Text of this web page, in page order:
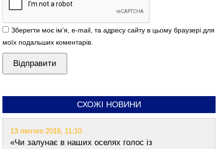
Зберегти моє ім'я, e-mail, та адресу сайту в цьому браузері для
моїх подальших коментарів.
СХОЖІ НОВИНИ
13 лютого 2016, 11:10
«Чи залунає в наших оселях голос із